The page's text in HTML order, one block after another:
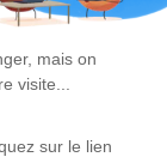
estdisponible